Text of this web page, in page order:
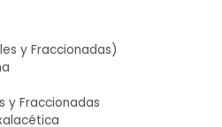
y Fraccionadas)
y Fraccionadas